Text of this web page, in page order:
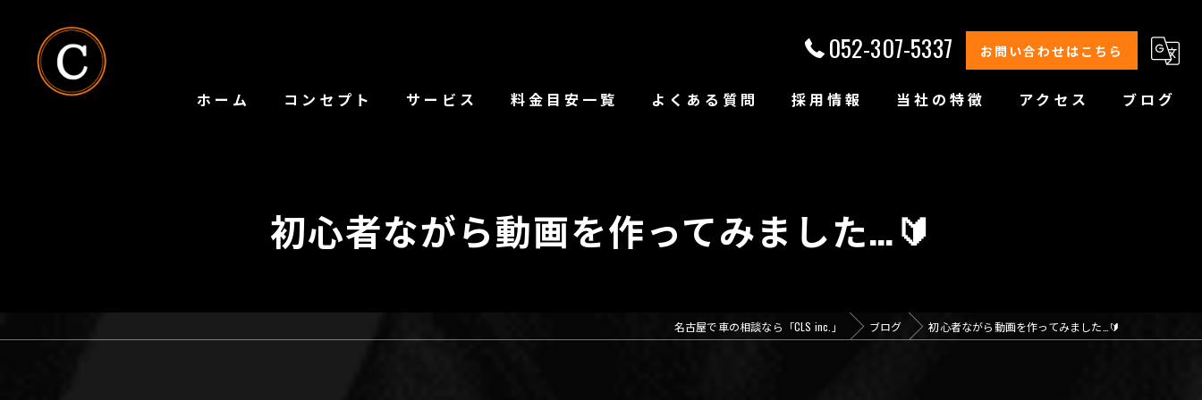
052-307-5337 お問い合わせはこちら
ホーム コンセプト サービス 料金目安一覧 よくある質問 採用情報 当社の特徴
オイル交換
オリジナルブランド
アクセス ブログ
初心者ながら動画を作ってみました…🔰
名古屋で車の相談なら「CLS inc.」 ブログ 初心者ながら動画を作ってみました…🔰